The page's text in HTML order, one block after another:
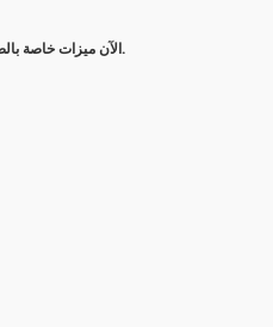
يتضمن AutoCAD الآن ميزات خاصة بالصناعة وأشياء ذكية للهندسة المعمارية والهندسة الميكانيكية والتصميم الكهربائي والمزيد.